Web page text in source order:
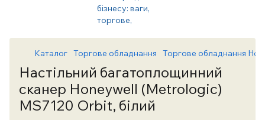
Каталог Торгове обладнання Торгове обладнання
Настільний багатоплощинний
сканер Honeywell (Metrologic)
MS7120 Orbit, білий